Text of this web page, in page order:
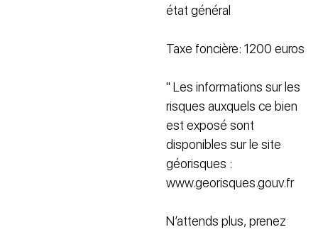
état général
Taxe foncière: 1200 euros
" Les informations sur les
risques auxquels ce bien
est exposé sont
disponibles sur le site
géorisques :
www.georisques.gouv.fr
N’attends plus, prenez